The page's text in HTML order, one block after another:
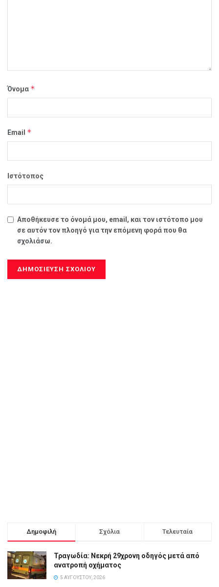
Όνομα *
Email *
Ιστότοπος
Αποθήκευσε το όνομά μου, email, και τον ιστότοπο μου
σε αυτόν τον πλοηγό για την επόμενη φορά που θα
σχολιάσω.
Δημοφιλή Σχόλια Τελευταία
Τραγωδία: Νεκρή 29χρονη οδηγός μετά από
ανατροπή οχήματος
5 ΑΥΓΟΎΣΤΟΥ, 2026